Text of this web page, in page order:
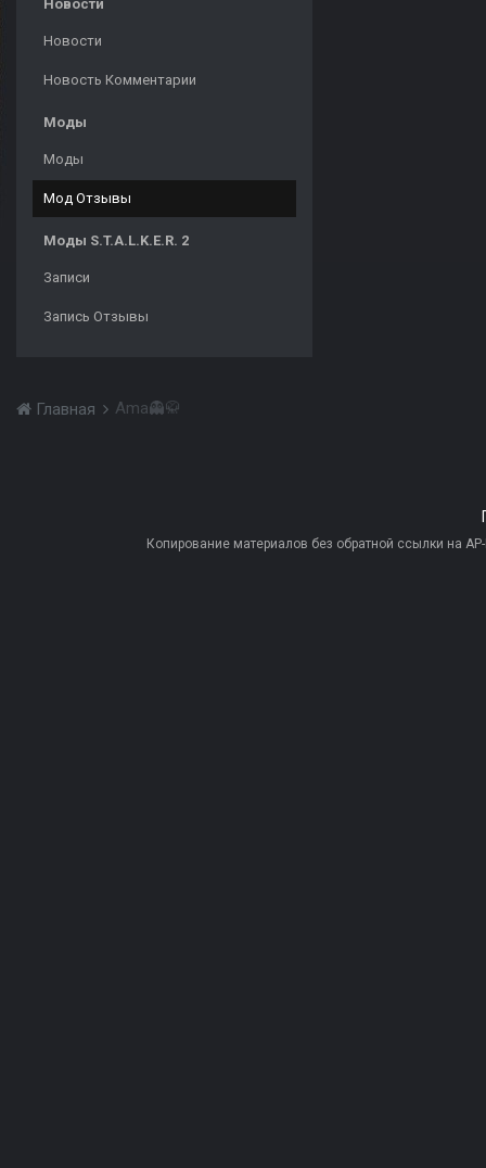
Новости
Новости
Новость Комментарии
Моды
Моды
Мод Отзывы
Моды S.T.A.L.K.E.R. 2
Записи
Запись Отзывы
Главная Ama👻🥋
Копирование материалов без обратной ссылки на